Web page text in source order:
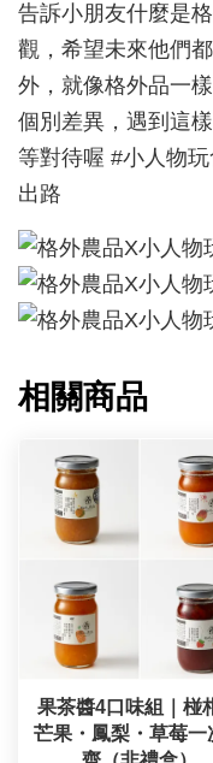
告訴小朋友什麼是
觀，希望未來他們
外，就像格外品一
個別差異，遇到這
等對待喔 #小人物
出路
相關商品
果茶醬4口味組｜椪
芒果・鳳梨・草莓一